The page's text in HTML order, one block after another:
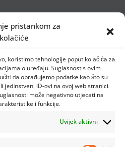
pristankom za
kolačiće
koristimo tehnologije poput kolačića za
o uređaju. Suglasnost s ovim
da obrađujemo podatke kao što su
jedinstveni ID-ovi na ovoj web stranici.
može negativno utjecati na
i funkcije.
Uvijek aktivni